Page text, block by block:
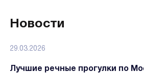
Новости
29.03.2026
Лучшие речные прогулки по